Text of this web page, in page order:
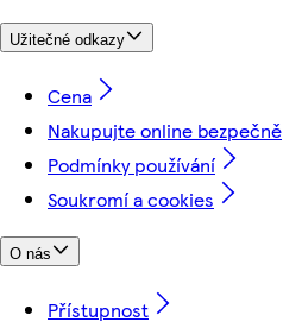
Užitečné odkazy
Cena
Nakupujte online bezpečně
Podmínky používání
Soukromí a cookies
O nás
Přístupnost